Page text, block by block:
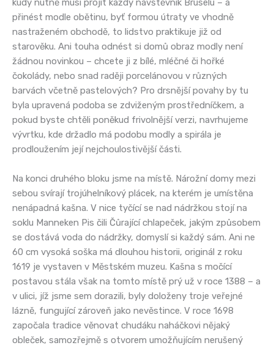
kudy nutně musí projít každý návštěvník Bruselu – a
přinést modle obětinu, byť formou útraty ve vhodně
nastraženém obchodě, to lidstvo praktikuje již od
starověku. Ani touha odnést si domů obraz modly není
žádnou novinkou – chcete ji z bílé, mléčné či hořké
čokolády, nebo snad raději porcelánovou v různých
barvách včetně pastelových? Pro drsnější povahy by tu
byla upravená podoba se zdviženým prostředníčkem, a
pokud byste chtěli poněkud frivolnější verzi, navrhujeme
vývrtku, kde držadlo má podobu modly a spirála je
prodloužením její nejchoulostivější části.
Na konci druhého bloku jsme na místě. Nárožní domy mezi
sebou svírají trojúhelníkový plácek, na kterém je umístěna
nenápadná kašna. V nice tyčící se nad nádržkou stojí na
soklu Manneken Pis čili Čůrající chlapeček, jakým způsobem
se dostává voda do nádržky, domyslí si každý sám. Ani ne
60 cm vysoká soška má dlouhou historii, originál z roku
1619 je vystaven v Městském muzeu. Kašna s močící
postavou stála však na tomto místě prý už v roce 1388 – a
v ulici, jíž jsme sem dorazili, byly doloženy troje veřejné
lázně, fungující zároveň jako nevěstince. V roce 1698
započala tradice věnovat chudáku naháčkovi nějaký
obleček, samozřejmě s otvorem umožňujícím nerušený